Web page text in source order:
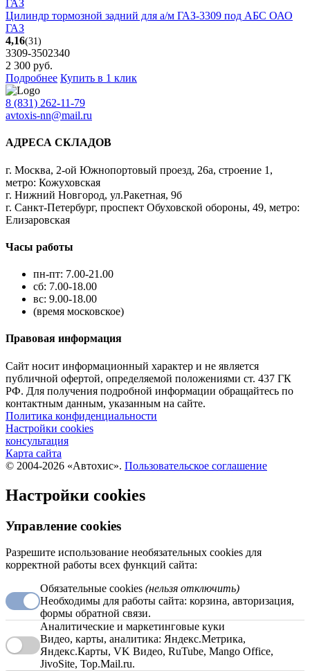
Цилиндр тормозной задний для а/м ГАЗ-3309 под АБС ОАО
ГАЗ
4,16(31)
3309-3502340
2 300 руб.
Подробнее Купить в 1 клик
8 (831) 262-11-79
avtoxis-nn@mail.ru
АДРЕСА СКЛАДОВ
г. Москва, 2-ой Южнопортовый проезд, 26а, строение 1,
метро: Кожуховская
г. Нижний Новгород, ул.Ракетная, 9б
г. Санкт-Петербург, проспект Обуховской обороны, 49, метро:
Елизаровская
Часы работы
пн-пт: 7.00-21.00
сб: 7.00-18.00
вс: 9.00-18.00
(время московское)
Правовая информация
Сайт носит информационный характер и не является
публичной офертой, определяемой положениями ст. 437 ГК
РФ. Для получения подробной информации обращайтесь по
контактным данным, указанным на сайте.
Политика конфиденциальности
Настройки cookies
консультация
Карта сайта
© 2004-2026 «Автохис». Пользовательское соглашение
Настройки cookies
Управление cookies
Разрешите использование необязательных cookies для
корректной работы всех функций сайта:
Обязательные cookies (нельзя отключить)
Необходимы для работы сайта: корзина, авторизация,
формы обратной связи.
Аналитические и маркетинговые куки
Видео, карты, аналитика: Яндекс.Метрика,
Яндекс.Карты, VK Видео, RuTube, Mango Office,
JivoSite, Top.Mail.ru.